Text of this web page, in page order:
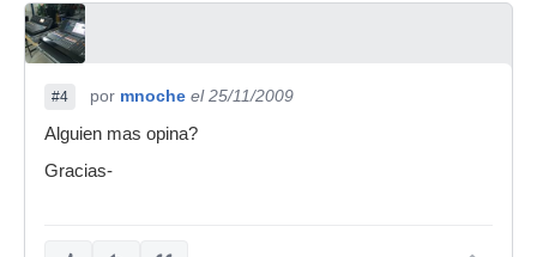
#4 por mnoche el 25/11/2009
Alguien mas opina?
Gracias-